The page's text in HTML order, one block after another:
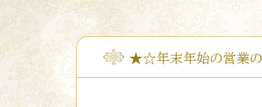
★☆年末年始の営業